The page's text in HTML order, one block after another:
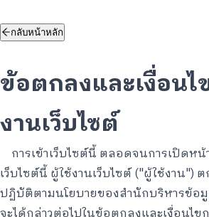
กลับหน้าหลัก
ข้อตกลงและเงื่อนไ
งานเว็บไซต์
การเข้าเว็บไซต์นี้ ตลอดจนการเปิดหน้
เว็บไซต์นี้ ผู้ใช้งานเว็บไซต์ ("ผู้ใช้งาน")
ปฏิบัติตามนโยบายของสำนักบริหารข้อ